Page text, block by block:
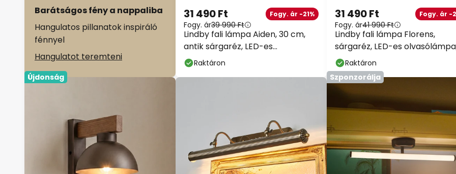
Barátságos fény a nappaliba
Hangulatos pillanatok inspiráló
fénnyel
Hangulatot teremteni
Lindby fali lámpa Aiden, 30 cm,
antik sárgaréz, LED-es
olvasólámpa
31 490 Ft Fogy. ár -21%
Fogy. ár39 990 Ft
Raktáron
Lindby fali lámpa Florens,
sárgaréz, LED-es olvasólámpa,
23,5 cm
31 490 Ft Fogy. ár -
Fogy. ár41 990 Ft
Raktáron
Újdonság
Szponzorálja